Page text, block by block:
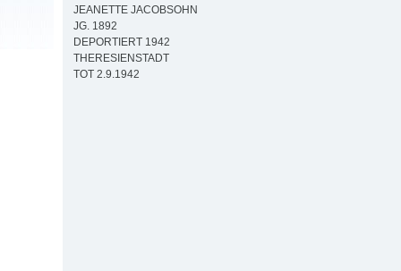
JEANETTE JACOBSOHN
JG. 1892
DEPORTIERT 1942
THERESIENSTADT
TOT 2.9.1942